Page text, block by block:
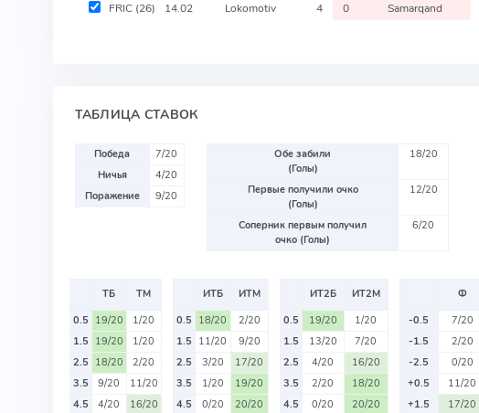
FRIC (26) 14.02 Lokomotiv 4 0 Samarqand
ТАБЛИЦА СТАВОК
Победа
7/20
Ничья
4/20
Поражение
9/20
Обе забили
(Голы)
18/20
Первые получили очко
(Голы)
12/20
Соперник первым получил
очко (Голы)
6/20
ТБ
ТМ
0.5 19/20
1/20
1.5 19/20
1/20
2.5 18/20
2/20
3.5
9/20
11/20
4.5
4/20
16/20
ИТБ
ИТМ
0.5 18/20
2/20
1.5 11/20
9/20
2.5
3/20
17/20
3.5
1/20
19/20
4.5
0/20 20/20
ИТ2Б
ИТ2М
0.5
19/20
1/20
1.5
13/20
7/20
2.5
4/20
16/20
3.5
2/20
18/20
4.5
0/20 20/20
Ф
-0.5
7/20
-1.5
2/20
-2.5
0/20
+0.5
11/20
+1.5
17/20